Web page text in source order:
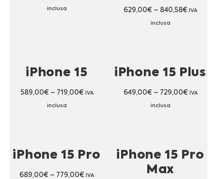
inclusa 629,00€ – 840,58€ IVA
inclusa
iPhone 15
589,00€– 719,00€ IVA
inclusa
iPhone 15 Plus
649,00€– 729,00€ IVA
inclusa
iPhone 15 Pro
689,00€ – 779,00€ IVA
iPhone 15 Pro
Max